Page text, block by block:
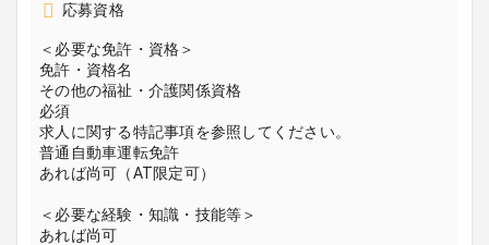
応募資格
＜必要な免許・資格＞
免許・資格名
その他の福祉・介護関係資格
必須
求人に関する特記事項を参照してください。
普通自動車運転免許
あれば尚可（AT限定可）
＜必要な経験・知識・技能等＞
あれば尚可